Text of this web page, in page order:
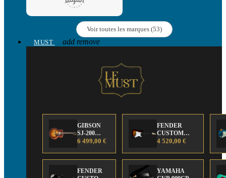
Voir toutes les marques (53)
MUST
add remove
GIBSON
SJ-200
Anniversary
Edition
6 499,00 €
FENDER
CUSTOM
SHOP Strat 63'
4 520,00 €
FENDER
YAMAHA